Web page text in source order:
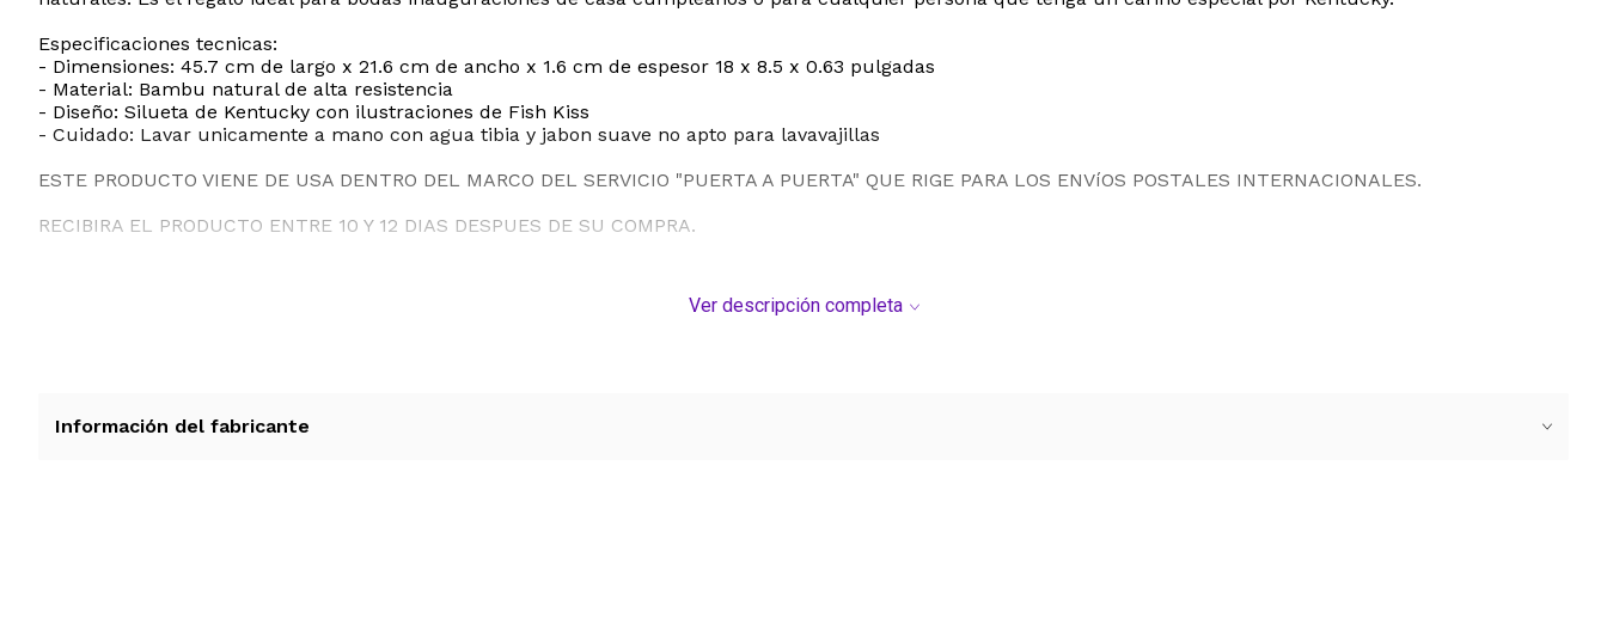
Especificaciones tecnicas:
- Dimensiones: 45.7 cm de largo x 21.6 cm de ancho x 1.6 cm de espesor 18 x 8.5 x 0.63 pulgadas
- Material: Bambu natural de alta resistencia
- Diseño: Silueta de Kentucky con ilustraciones de Fish Kiss
- Cuidado: Lavar unicamente a mano con agua tibia y jabon suave no apto para lavavajillas
ESTE PRODUCTO VIENE DE USA DENTRO DEL MARCO DEL SERVICIO "PUERTA A PUERTA" QUE RIGE PARA LOS ENVíOS POSTALES INTERNACIONALES.
RECIBIRA EL PRODUCTO ENTRE 10 Y 12 DIAS DESPUES DE SU COMPRA.
Ver descripción completa
Información del fabricante